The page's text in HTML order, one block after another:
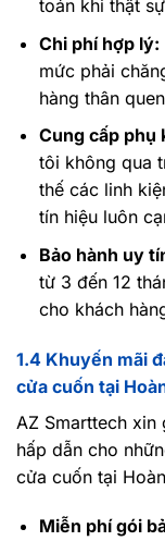
toán khi thật
Chi phí hợp lý:
mức phải
hàng thân
Cung cấp phụ
tôi không qua
thế các linh
tín hiệu luôn
Bảo hành uy
từ 3 đến 12
cho khách
1.4 Khuyến mãi
cửa cuốn tại
AZ Smarttech xin
hấp dẫn cho
cửa cuốn tại
Miễn phí gói